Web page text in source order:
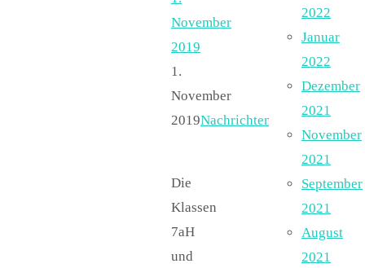
November
2019
1.
November
2019Nachrichten
Die
Klassen
7aH
und
2022
Januar
2022
Dezember
2021
November
2021
September
2021
August
2021